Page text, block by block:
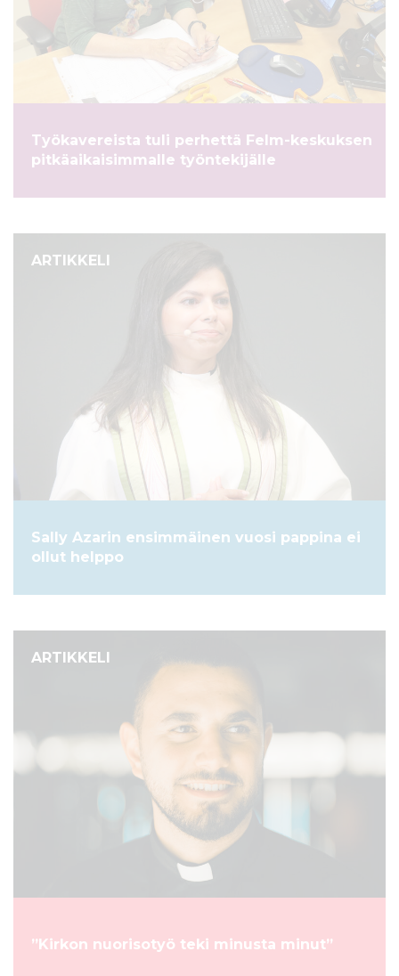
Työkavereista tuli perhettä Felm-keskuksen
pitkäaikaisimmalle työntekijälle
ARTIKKELI
Sally Azarin ensimmäinen vuosi pappina ei
ollut helppo
ARTIKKELI
”Kirkon nuorisotyö teki minusta minut”